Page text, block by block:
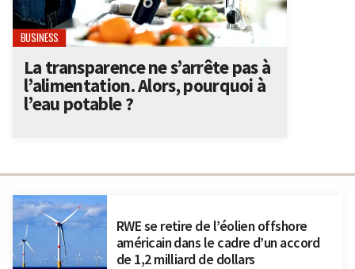
RWE se retire de l’éolien offshore
américain dans le cadre d’un accord
de 1,2 milliard de dollars
BUSINESS
La transparence ne s’arrête pas à
l’alimentation. Alors, pourquoi à
l’eau potable ?